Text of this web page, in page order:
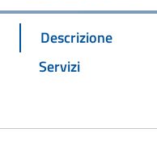
Descrizione
Servizi